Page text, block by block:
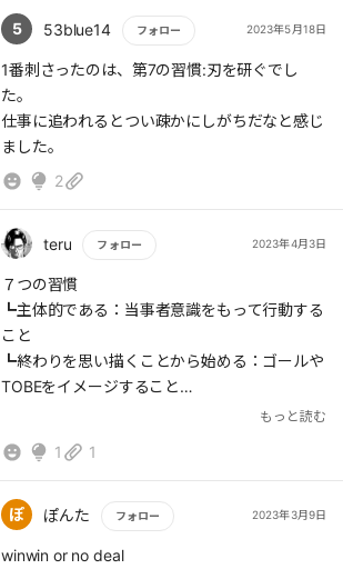
事象をいかに行うかが最も重要である。
> 何を為すかと同様に、何を為さないかを考え
ることも同じくらい重要である。
> 重要事項に「イエス」と言うためには、他の
用事がいかに緊急に見えても、「ノー」と言う
緊急度が高いものに奪われがちだが、本当に大
事なものは、重要でかつ緊急でないこと。
自分にとって今目の前にある課題、理想を書き
出して、優先順位をつけること。
1つを決めて、集中すること。あれもこれもで
はなく、フォーカスすることが大事。
> 1～3章で考察した私的成功の領域を経て、こ
こからは、人と人とが力を合わせて結果を出
す、公的成功の領域に入っていく。
係を効果的に築いていけるだろう。
ポイントは四象元のうち、
④相手とwinwinであること
⑤相手を傾聴で気持ちまで理解すること
⑥シナジーを生み出すこと。
1＋1＝2以上へ。ポイントは個々が自立して
ること
⑦刃を研ぐ
肉体、精神、知性、社会との関係
それぞれで日々成長に向けた努力ができてる
か
5 53blue14 フォロー 2023年5月18日
もっと読む
1番刺さったのは、第7の習慣:刃を研ぐでし
た。
仕事に追われるとつい疎かにしがちだなと感じ
ました。
2
teru フォロー 2023年4月3日
もっと読む
７つの習慣
┗主体的である：当事者意識をもって行動する
こと
┗終わりを思い描くことから始める：ゴールや
TOBEをイメージすること
┗最優先事項を優先する：優先度の低いことを
┗Win-Winを考える：双方がメリットとなる方
┗まず理解に徹し、そして理解される：しっか
┗シナジーを創り出す：相乗効果を考えること
もっと読む
1 1
ぽ ぽんた フォロー 2023年3月9日
もっと読む
winwin or no deal